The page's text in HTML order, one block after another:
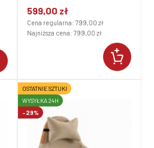
599,00 zł
Cena regularna: 799,00 zł
Najniższa cena: 799,00 zł
-29%
OSTATNIE SZTUKI
WYSYŁKA 24H